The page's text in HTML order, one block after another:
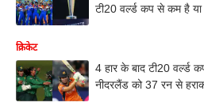
टी20 वर्ल्ड कप से कम है या
क्रिकेट
4 हार के बाद टी20 वर्ल्ड
नीदरलैंड को 37 रन से